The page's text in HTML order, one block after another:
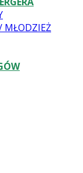
MŁODZIEŻ